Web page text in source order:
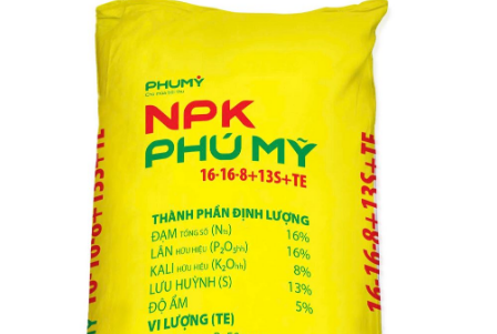
NPK PHÚ MỸ 16-8-16-TE
16% N
8% P2O5
16% K2O
Zn+Bo 100ppm